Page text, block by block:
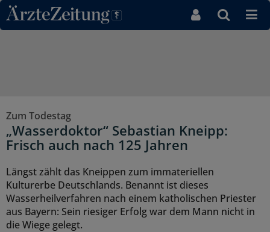
Direkt zum Inhaltsbereich
Zum Todestag
„Wasserdoktor“ Sebastian Kneipp:
Frisch auch nach 125 Jahren
Längst zählt das Kneippen zum immateriellen
Kulturerbe Deutschlands. Benannt ist dieses
Wasserheilverfahren nach einem katholischen Priester
aus Bayern: Sein riesiger Erfolg war dem Mann nicht in
die Wiege gelegt.